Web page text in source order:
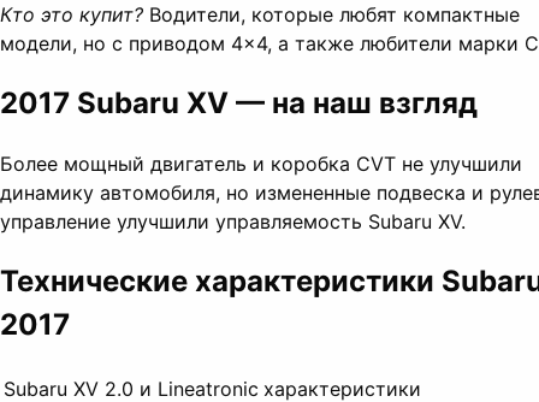
Кто это купит? Водители, которые любят компактные
модели, но с приводом 4×4, а также любители марки
2017 Subaru XV — на наш взгляд
Более мощный двигатель и коробка CVT не улучшили
динамику автомобиля, но измененные подвеска и
управление улучшили управляемость Subaru XV.
Технические характеристики
2017
Subaru XV 2.0 и Lineatronic характеристики